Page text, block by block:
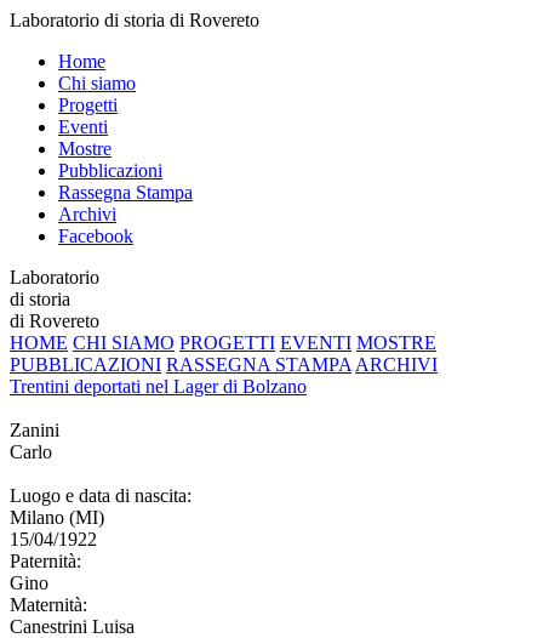
Laboratorio di storia di Rovereto
Home
Chi siamo
Progetti
Eventi
Mostre
Pubblicazioni
Rassegna Stampa
Archivi
Facebook
Laboratorio
di storia
di Rovereto
HOME CHI SIAMO PROGETTI EVENTI MOSTRE
PUBBLICAZIONI RASSEGNA STAMPA ARCHIVI
Trentini deportati nel Lager di Bolzano
Zanini
Carlo
Luogo e data di nascita:
Milano (MI)
15/04/1922
Paternità:
Gino
Maternità:
Canestrini Luisa